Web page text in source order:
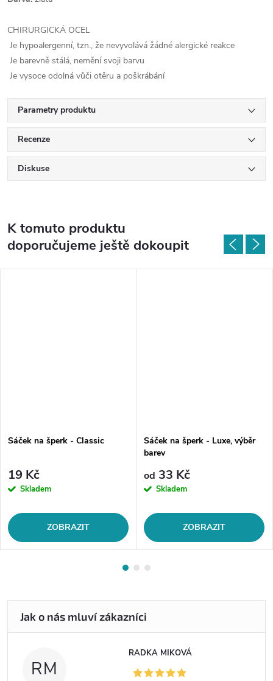
CHIRURGICKÁ OCEL
Je hypoalergenní, tzn., že nevyvolává žádné alergické reakce
Je barevně stálá, nemění svoji barvu
Je vysoce odolná vůči otěru a poškrábání
Parametry produktu
Recenze
Diskuse
K tomuto produktu
doporučujeme ještě dokoupit
Sáček na šperk - Classic
19 Kč
Skladem
ZOBRAZIT
Sáček na šperk - Luxe, výběr
barev
od 33 Kč
Skladem
ZOBRAZIT
RM
RADKA MIKOVÁ